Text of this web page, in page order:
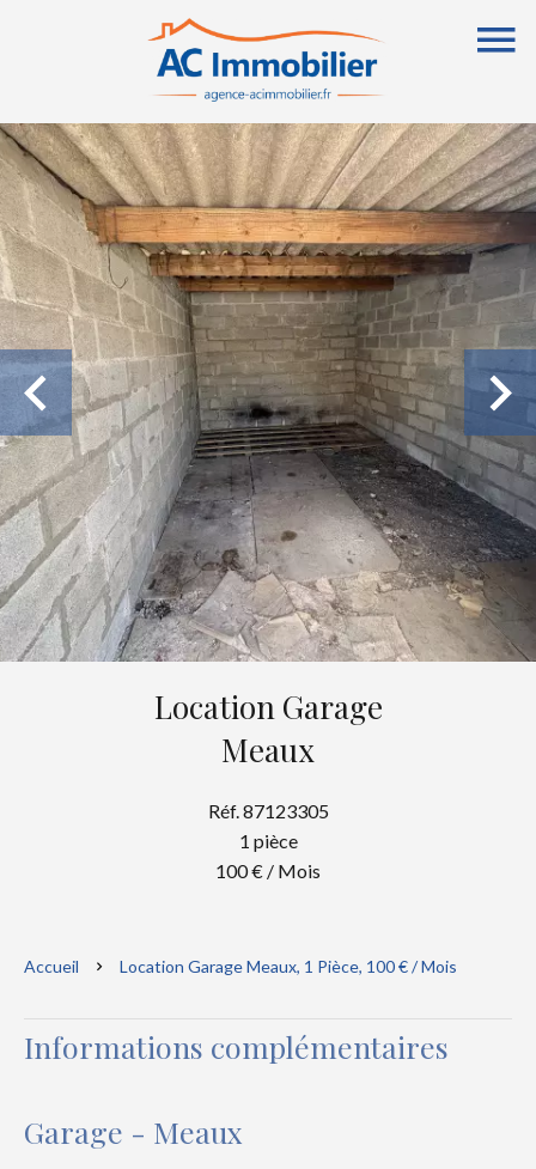
Location Garage
Meaux
Réf. 87123305
1 pièce
100 € / Mois
Accueil Location Garage Meaux, 1 Pièce, 100 € / Mois
Informations complémentaires
Garage - Meaux